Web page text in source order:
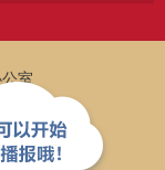
室
管理局